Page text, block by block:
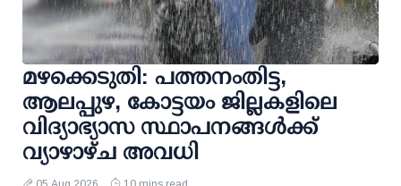
മഴക്കെടുതി: പത്തനംതിട്ട,
ആലപ്പുഴ, കോട്ടയം ജില്ലകളിലെ
വിദ്യാഭ്യാസ സ്ഥാപനങ്ങള്‍ക്ക്
വ്യാഴാഴ്ച അവധി